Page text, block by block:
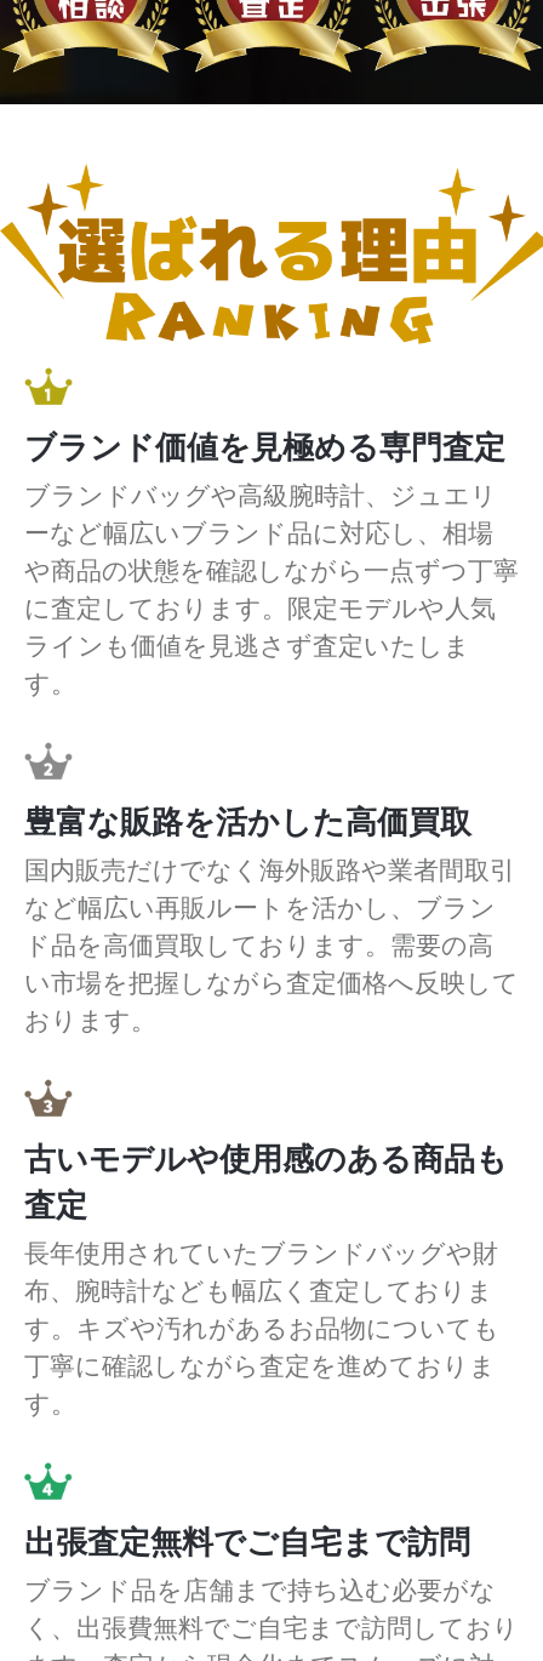
ブランド価値を見極める専門査定
ブランドバッグや高級腕時計、ジュエリ
ーなど幅広いブランド品に対応し、相場
や商品の状態を確認しながら一点ずつ丁寧
に査定しております。限定モデルや人気
ラインも価値を見逃さず査定いたしま
す。
豊富な販路を活かした高価買取
国内販売だけでなく海外販路や業者間取引
など幅広い再販ルートを活かし、ブラン
ド品を高価買取しております。需要の高
い市場を把握しながら査定価格へ反映して
おります。
古いモデルや使用感のある商品も
査定
長年使用されていたブランドバッグや財
布、腕時計なども幅広く査定しておりま
す。キズや汚れがあるお品物についても
丁寧に確認しながら査定を進めておりま
す。
出張査定無料でご自宅まで訪問
ブランド品を店舗まで持ち込む必要がな
く、出張費無料でご自宅まで訪問しており